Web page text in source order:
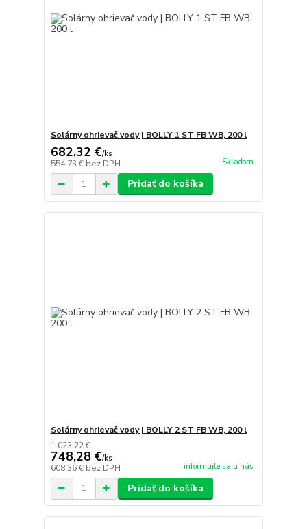
Solárny ohrievač vody | BOLLY 1 ST FB WB, 200 l
682,32 €/ks
554,73 € bez DPH Skladom
Pridať do košíka
Solárny ohrievač vody | BOLLY 2 ST FB WB, 200 l
1 023,22 €
748,28 €/ks
608,36 € bez DPH informujte sa u nás
Pridať do košíka